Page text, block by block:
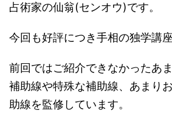
占術家の仙翁(センオウ)です。
今回も好評につき手相の独学講座
前回ではご紹介できなかったあ
補助線や特殊な補助線、あまり
助線を監修しています。